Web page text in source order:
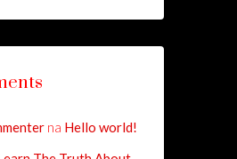
na Hello world!